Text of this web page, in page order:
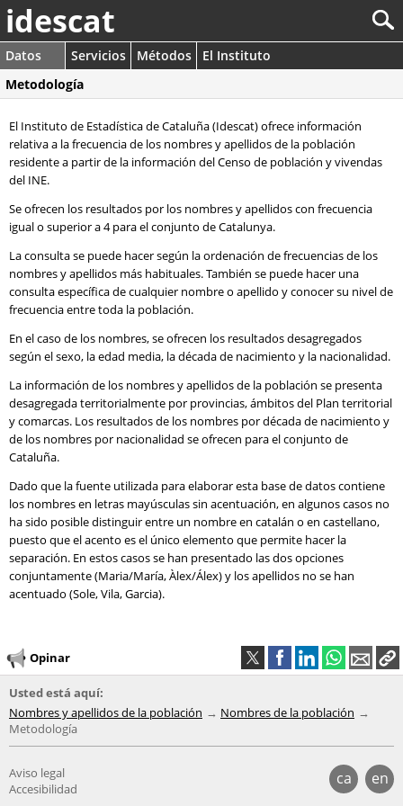
idescat
Datos Servicios Métodos
El Instituto
Metodología
El Instituto de Estadística de Cataluña (Idescat) ofrece información
relativa a la frecuencia de los nombres y apellidos de la población
residente a partir de la información del Censo de población y vivendas
del INE.
Se ofrecen los resultados por los nombres y apellidos con frecuencia
igual o superior a 4 para el conjunto de Catalunya.
La consulta se puede hacer según la ordenación de frecuencias de los
nombres y apellidos más habituales. También se puede hacer una
consulta específica de cualquier nombre o apellido y conocer su nivel de
frecuencia entre toda la población.
En el caso de los nombres, se ofrecen los resultados desagregados
según el sexo, la edad media, la década de nacimiento y la nacionalidad.
La información de los nombres y apellidos de la población se presenta
desagregada territorialmente por provincias, ámbitos del Plan territorial
y comarcas. Los resultados de los nombres por década de nacimiento y
de los nombres por nacionalidad se ofrecen para el conjunto de
Cataluña.
Dado que la fuente utilizada para elaborar esta base de datos contiene
los nombres en letras mayúsculas sin acentuación, en algunos casos no
ha sido posible distinguir entre un nombre en catalán o en castellano,
puesto que el acento es el único elemento que permite hacer la
separación. En estos casos se han presentado las dos opciones
conjuntamente (Maria/María, Àlex/Álex) y los apellidos no se han
acentuado (Sole, Vila, Garcia).
Opinar
Usted está aquí:
Nombres y apellidos de la población
Nombres de la población
Metodología
ca en
Aviso legal
Accesibilidad